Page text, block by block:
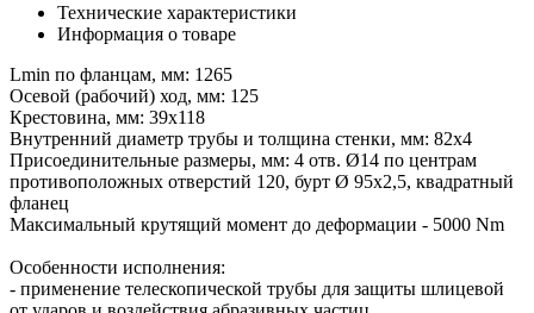
Технические характеристики
Информация о товаре
Lmin по фланцам, мм: 1265
Осевой (рабочий) ход, мм: 125
Крестовина, мм: 39х118
Внутренний диаметр трубы и толщина стенки, мм: 82х4
Присоединительные размеры, мм: 4 отв. Ø14 по центрам
противоположных отверстий 120, бурт Ø 95х2,5, квадратный
фланец
Максимальный крутящий момент до деформации - 5000 Nm
Особенности исполнения:
- применение телескопической трубы для защиты шлицевой